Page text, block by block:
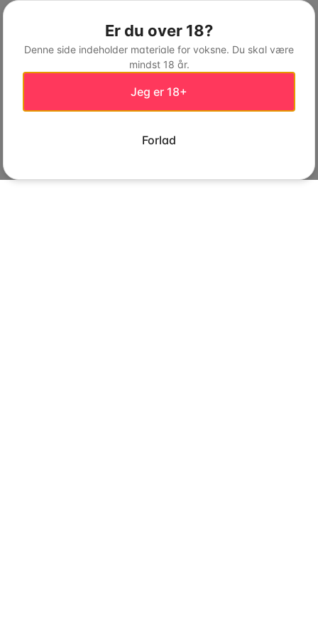
Er du over 18?
Denne side indeholder materiale for voksne. Du skal være
mindst 18 år.
Jeg er 18+
Forlad